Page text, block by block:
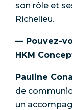
son rôle et
Richelieu.
— Pouvez-
HKM
Pauline
de
un